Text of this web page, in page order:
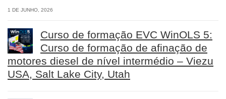
1 DE JUNHO, 2026
Curso de formação EVC WinOLS 5:
Curso de formação de afinação de
motores diesel de nível intermédio – Viezu
USA, Salt Lake City, Utah